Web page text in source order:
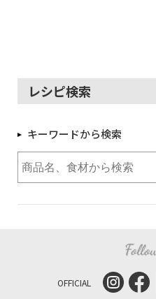
レシピ検索
キーワードから検索
OFFICIAL